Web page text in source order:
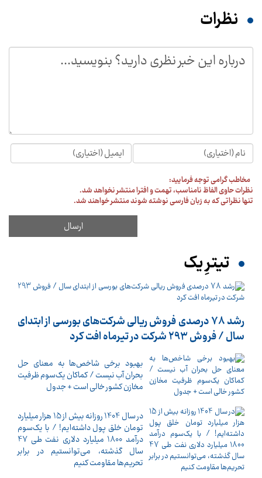
نظرات
مخاطب گرامی توجه فرمایید:
نظرات حاوی الفاظ نامناسب، تهمت و افترا منتشر نخواهد شد.
تنها نظراتی که به زبان فارسی نوشته شوند منتشر خواهند شد.
تیترِ یک
رشد 78 درصدی فروش ریالی شرکت‌های بورسی از ابتدای
سال / فروش 293 شرکت در تیرماه افت کرد
بهبود برخی شاخص‌ها به معنای حل
بحران آب نیست / کماکان یک‌سوم ظرفیت
مخازن کشور خالی است + جدول
در سال 1404 روزانه بیش از 15 هزار میلیارد
تومان خلق پول داشته‌ایم! / با یک‌سوم
درآمد 1800 میلیارد دلاری نفت طی 47
سال گذشته، می‌توانستیم در برابر
تحریم‌ها مقاومت کنیم